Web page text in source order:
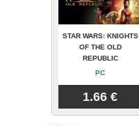
STAR WARS: KNIGHTS
OF THE OLD
REPUBLIC
PC
1.66 €